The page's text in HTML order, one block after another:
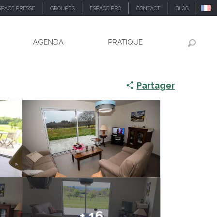
PRESSE GROUPES ESPACE PRO CONTACT BLOG
AGENDA PRATIQUE
Partager